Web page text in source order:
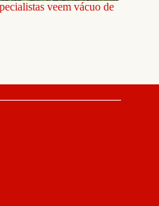
veem vácuo de